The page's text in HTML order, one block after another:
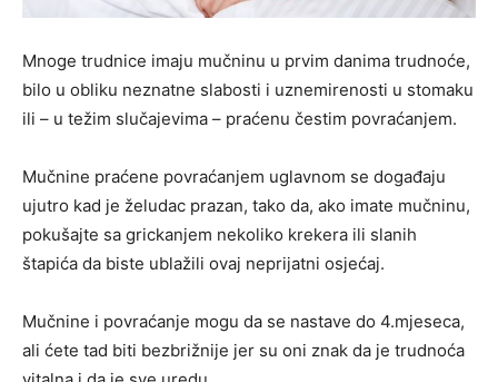
Mnoge trudnice imaju mučninu u prvim danima trudnoće,
bilo u obliku neznatne slabosti i uznemirenosti u stomaku
ili – u težim slučajevima – praćenu čestim povraćanjem.
Mučnine praćene povraćanjem uglavnom se događaju
ujutro kad je želudac prazan, tako da, ako imate mučninu,
pokušajte sa grickanjem nekoliko krekera ili slanih
štapića da biste ublažili ovaj neprijatni osjećaj.
Mučnine i povraćanje mogu da se nastave do 4.mjeseca,
ali ćete tad biti bezbrižnije jer su oni znak da je trudnoća